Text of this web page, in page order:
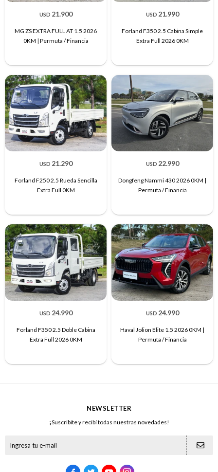
USD 21.900
MG ZS EXTRA FULL AT 1.5 2026
0KM | Permuta / Financia
USD 21.990
Forland F350 2.5 Cabina Simple
Extra Full 2026 0KM
USD 21.290
Forland F250 2.5 Rueda Sencilla
Extra Full 0KM
USD 22.990
Dongfeng Nammi 430 2026 0KM |
Permuta / Financia
USD 24.990
Forland F350 2.5 Doble Cabina
Extra Full 2026 0KM
USD 24.990
Haval Jolion Elite 1.5 2026 0KM |
Permuta / Financia
NEWSLETTER
¡Suscribite y recibí todas nuestras novedades!